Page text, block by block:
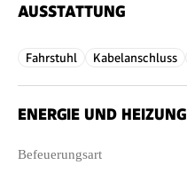
AUSSTATTUNG
Fahrstuhl Kabelanschluss
ENERGIE UND HEIZUNG
Befeuerungsart